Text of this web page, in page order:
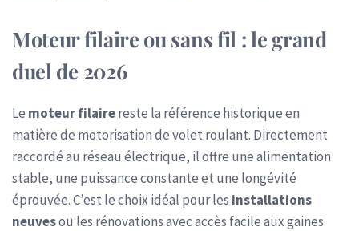
Moteur filaire ou sans fil : le grand
duel de 2026
Le moteur filairereste la référence historique en
matière de motorisation de volet roulant. Directement
raccordé au réseau électrique, il offre une alimentation
stable, une puissance constante et une longévité
éprouvée. C’est le choix idéal pour les installations
neuvesou les rénovations avec accès facile aux gaines